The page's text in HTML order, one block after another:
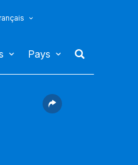
Pays